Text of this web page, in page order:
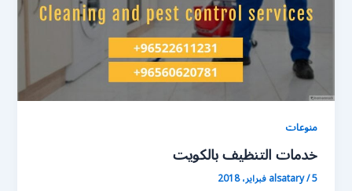
منوعات
خدمات التنظيف بالكويت
alsatary/5 فبراير، 2018